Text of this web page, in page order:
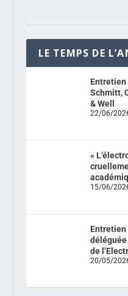
LE TEMPS DE
Schmitt,
& Well
22/06/
«
15/06/
Entretien
de
20/05/